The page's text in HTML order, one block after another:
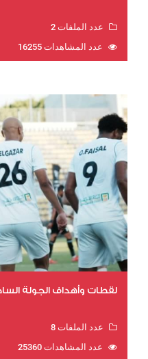
عدد الملفات 2
عدد المشاهدات 16255
لقطات وأهداف الجولة
عدد الملفات 8
عدد المشاهدات 25360